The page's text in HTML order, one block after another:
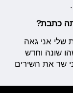
כתבת?
שלי אני גאה
שונה וחדש
שר את השירים